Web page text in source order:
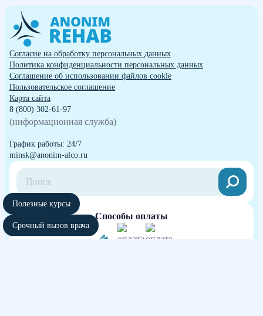
Согласие на обработку персональных данных
Политика конфиденциальности персональных данных
Cоглашение об использовании файлов cookie
Пользовательское соглашение
Карта сайта
8 (800) 302-61-97
(информационная служба)
График работы: 24/7
minsk@anonim-alco.ru
Способы оплаты
Полезные курсы
Срочный вызов врача